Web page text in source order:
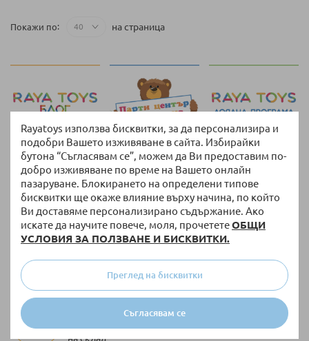
Rayatoys използва бисквитки, за да персонализира и
подобри Вашето изживяване в сайта. Избирайки
бутона “Съгласявам се”, можем да Ви предоставим по-
добро изживяване по време на Вашето онлайн
пазаруване. Блокирането на определени типове
бисквитки ще окаже влияние върху начина, по който
Ви доставяме персонализирано съдържание. Ако
искате да научите повече, моля, прочететеОБЩИ
УСЛОВИЯ ЗА ПОЛЗВАНЕ И БИСКВИТКИ.
Съгласявам се
Преглед на бисквитки
Покажи по на страница
Връщане и замяна
14 дни право на връщане без допълнителни
въпроси
За поръчки над 51,13 € / 100,00 лв. с тегло до 10
на склад